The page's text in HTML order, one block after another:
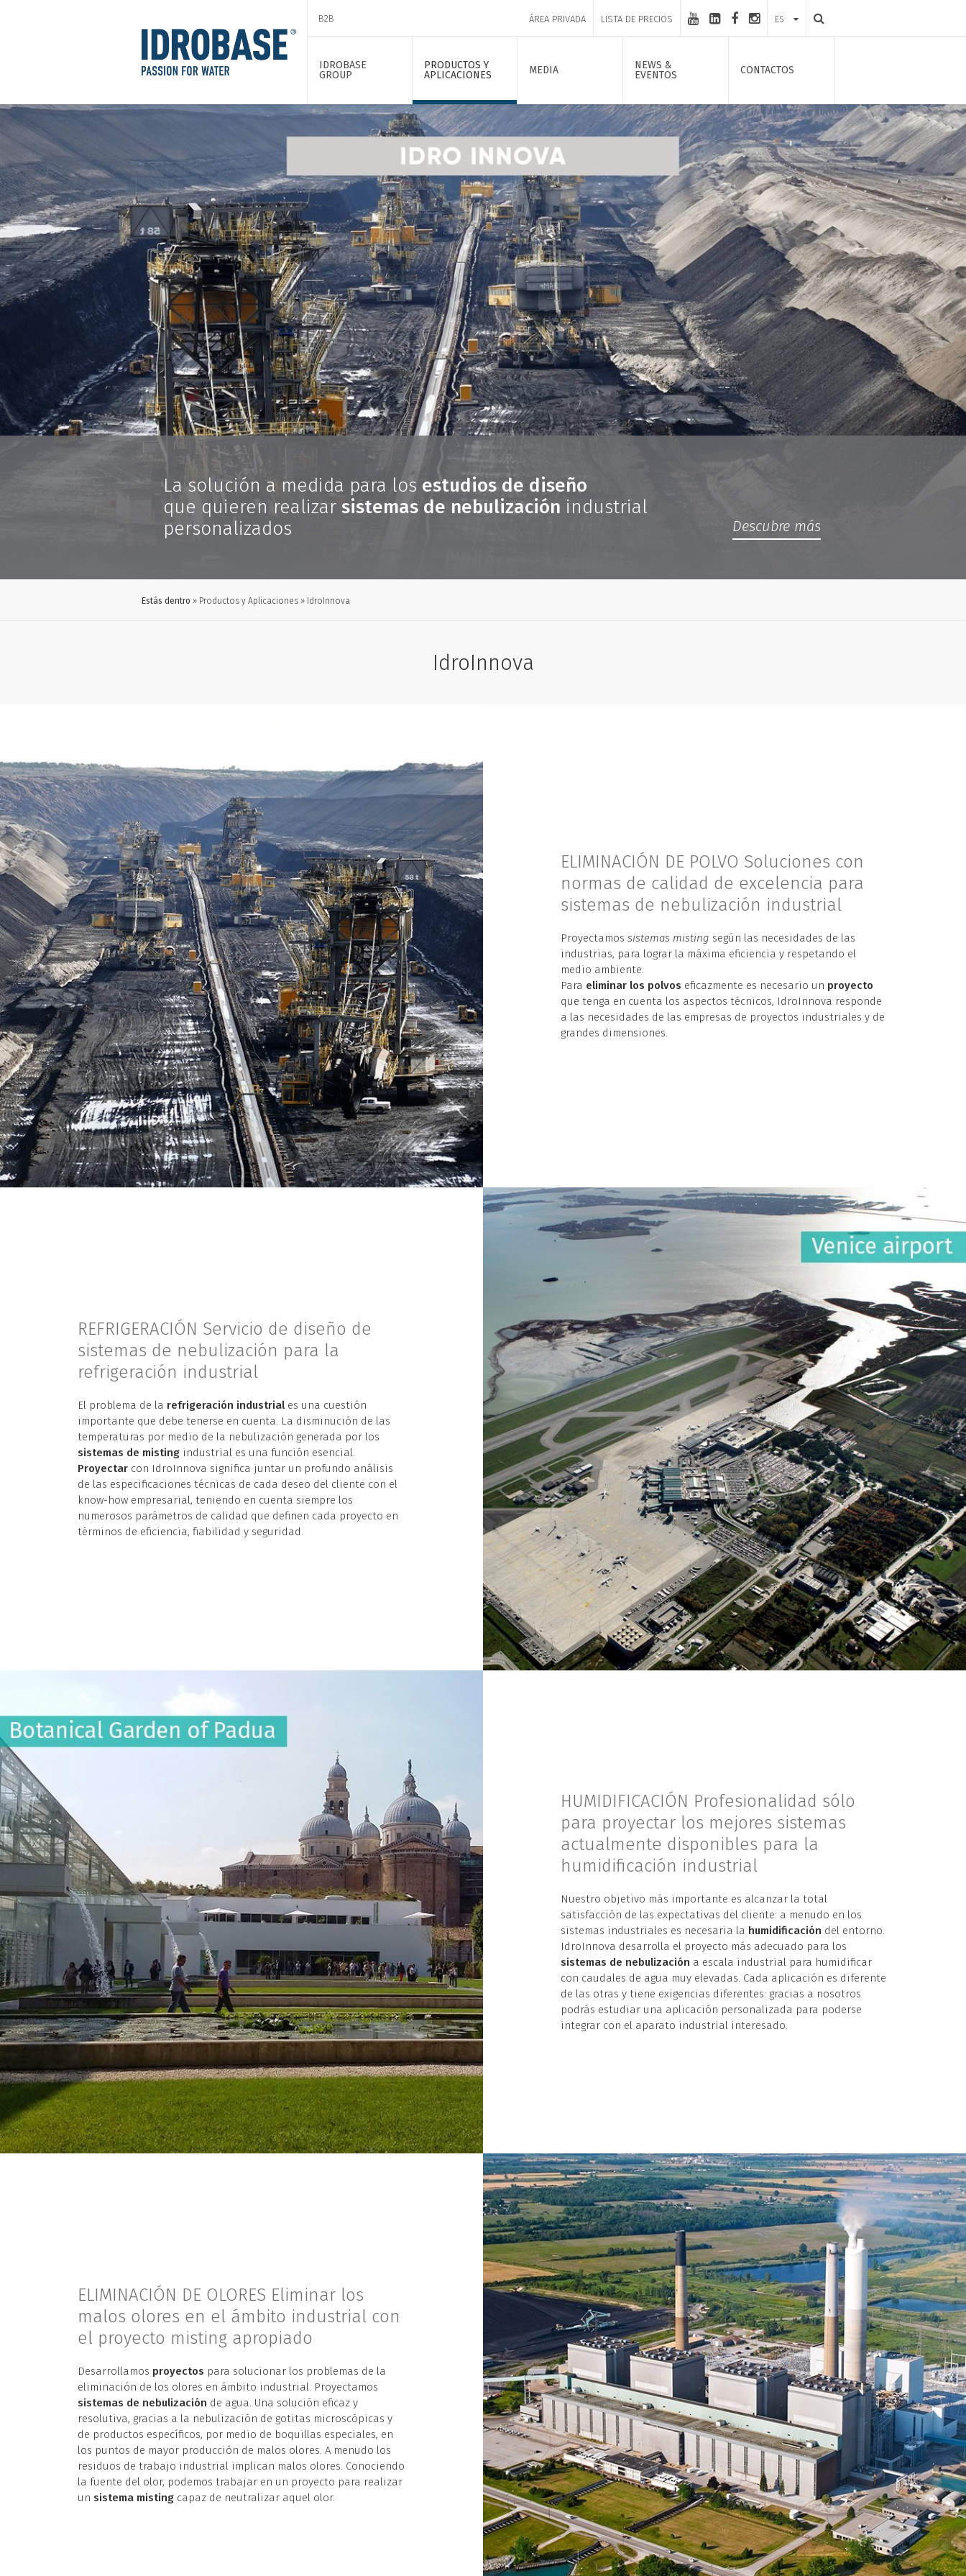
B2B ÁREA PRIVADA LISTA DE PRECIOS ES
IDROBASE
GROUP
PRODUCTOS Y
APLICACIONES
MEDIA
NEWS &
EVENTOS
CONTACTOS
La solución a medida para los estudios de diseño
que quieren realizar sistemas de nebulización industrial
personalizados
Descubre más
Estás dentro Productos y Aplicaciones IdroInnova
IdroInnova
ELIMINACIÓN DE POLVO Soluciones con
normas de calidad de excelencia para
sistemas de nebulización industrial
Proyectamos sistemas misting según las necesidades de las
industrias, para lograr la máxima eficiencia y respetando el
medio ambiente.
Para eliminar los polvos eficazmente es necesario un proyecto
que tenga en cuenta los aspectos técnicos, IdroInnova responde
a las necesidades de las empresas de proyectos industriales y de
grandes dimensiones.
REFRIGERACIÓN Servicio de diseño de
sistemas de nebulización para la
refrigeración industrial
El problema de la refrigeración industriales una cuestión
importante que debe tenerse en cuenta. La disminución de las
temperaturas por medio de la nebulización generada por los
sistemas de mistingindustrial es una función esencial.
Proyectarcon IdroInnova significa juntar un profundo análisis
de las especificaciones técnicas de cada deseo del cliente con el
know-how empresarial, teniendo en cuenta siempre los
numerosos parámetros de calidad que definen cada proyecto en
términos de eficiencia, fiabilidad y seguridad.
HUMIDIFICACIÓN Profesionalidad sólo
para proyectar los mejores sistemas
actualmente disponibles para la
humidificación industrial
Nuestro objetivo más importante es alcanzar la total
satisfacción de las expectativas del cliente: a menudo en los
sistemas industriales es necesaria la humidificación del entorno.
IdroInnova desarrolla el proyecto más adecuado para los
sistemas de nebulización a escala industrial para humidificar
con caudales de agua muy elevadas. Cada aplicación es diferente
de las otras y tiene exigencias diferentes: gracias a nosotros
podrás estudiar una aplicación personalizada para poderse
integrar con el aparato industrial interesado.
ELIMINACIÓN DE OLORES Eliminar los
malos olores en el ámbito industrial con
el proyecto misting apropiado
Desarrollamos proyectos para solucionar los problemas de la
eliminación de los olores en ámbito industrial. Proyectamos
sistemas de nebulización de agua. Una solución eficaz y
resolutiva, gracias a la nebulización de gotitas microscópicas y
de productos específicos, por medio de boquillas especiales, en
los puntos de mayor producción de malos olores. A menudo los
residuos de trabajo industrial implican malos olores. Conociendo
la fuente del olor, podemos trabajar en un proyecto para realizar
un sistema misting capaz de neutralizar aquel olor.